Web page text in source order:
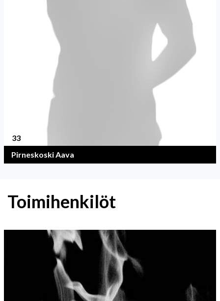
33
Pirneskoski Aava
Toimihenkilöt